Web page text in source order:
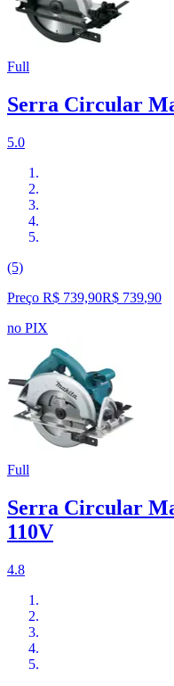
Full
Serra Circular
5.0
(5)
Preço R$ 739,90R$ 739,90
no PIX
Full
Serra Circular
110V
4.8